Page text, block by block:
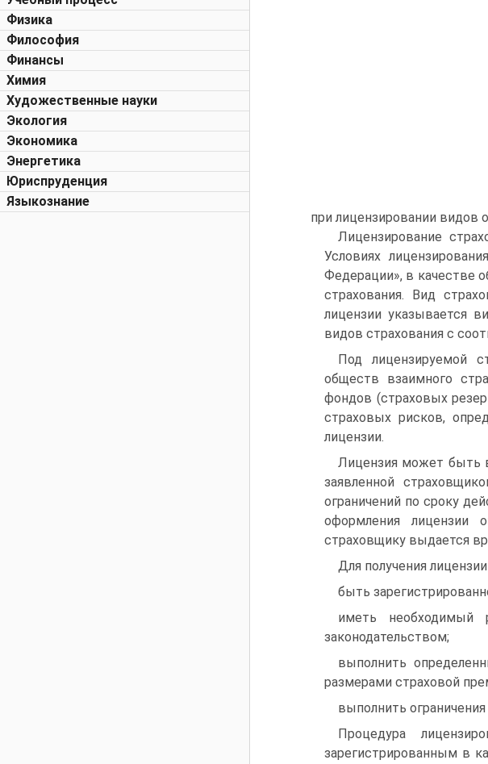
Физика
Философия
Финансы
Химия
Художественные науки
Экология
Экономика
Энергетика
Юриспруденция
Языкознание
при лицензировании видов
Лицензирование
Условиях
Федерации», в качестве
страхования. Вид
лицензии указывается
видов страхования с
Под лицензируемой
обществ взаимного
фондов (страховых
страховых рисков,
лицензии.
Лицензия может быть
заявленной
ограничений по сроку
оформления лицензии
страховщику выдается
Для получения
быть
иметь необходимый
законодательством;
выполнить
размерами страховой
выполнить
Процедура
зарегистрированным в